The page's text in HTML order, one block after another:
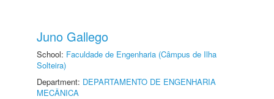
Juno Gallego
School: Faculdade de Engenharia (Câmpus de Ilha
Solteira)
Department: DEPARTAMENTO DE ENGENHARIA
MECÂNICA